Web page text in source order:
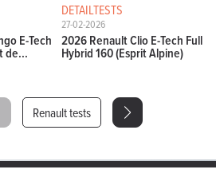
E-Tech
de...
DETAILTESTS
27-02-2026
2026 Renault Clio E-Tech Full
Hybrid 160 (Esprit Alpine)
Renault tests